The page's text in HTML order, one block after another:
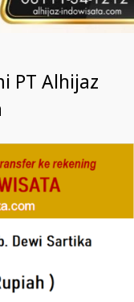
PT Alhijaz